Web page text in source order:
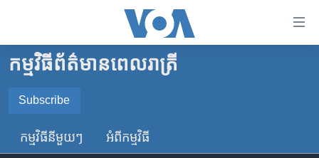
គេហទំព័រ​
ទាក់ទង
រំលង​
កម្ពុជា
អន្តរជាតិ
ចិន
កម្មវិធី​ព័ត៌មាន​ពេលរាត្រី
Subscribe
SUBSCRIBE
កម្មវិធី​នីមួយៗ អំពី​កម្មវិធី​